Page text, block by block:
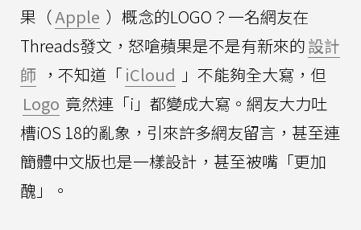
果（Apple ）概念的LOGO？一名網友在
Threads發文，怒嗆蘋果是不是有新來的設計
師 ，不知道「iCloud 」不能夠全大寫，但
Logo 竟然連「i」都變成大寫。網友大力吐
槽iOS 18的亂象，引來許多網友留言，甚至連
簡體中文版也是一樣設計，甚至被嘴「更加
醜」。